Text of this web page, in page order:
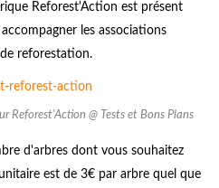
Reforest'Action est présent
les associations
reforestation.
Reforest'Action @ Tests et Bons Plans
d'arbres dont vous souhaitez
est de 3€ par arbre quel que